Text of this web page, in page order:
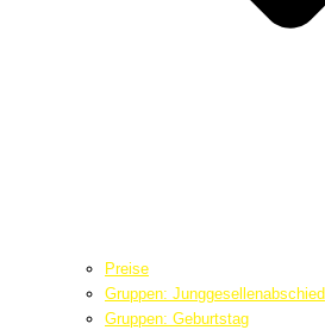
Preise
Gruppen: Junggesellenabschied
Gruppen: Geburtstag